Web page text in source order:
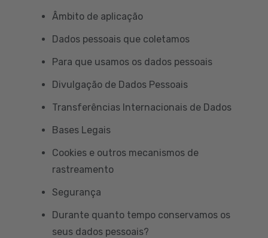
Âmbito de aplicação
Dados pessoais que coletamos
Para que usamos os dados pessoais
Divulgação de Dados Pessoais
Transferências Internacionais de Dados
Bases Legais
Cookies e outros mecanismos de
rastreamento
Segurança
Durante quanto tempo conservamos os
seus dados pessoais?